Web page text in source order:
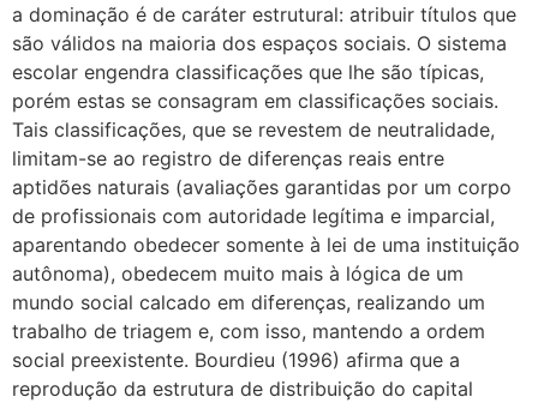
a dominação é de caráter estrutural: atribuir títulos que
são válidos na maioria dos espaços sociais. O sistema
escolar engendra classificações que lhe são típicas,
porém estas se consagram em classificações sociais.
Tais classificações, que se revestem de neutralidade,
limitam-se ao registro de diferenças reais entre
aptidões naturais (avaliações garantidas por um corpo
de profissionais com autoridade legítima e imparcial,
aparentando obedecer somente à lei de uma instituição
autônoma), obedecem muito mais à lógica de um
mundo social calcado em diferenças, realizando um
trabalho de triagem e, com isso, mantendo a ordem
social preexistente. Bourdieu (1996) afirma que a
reprodução da estrutura de distribuição do capital